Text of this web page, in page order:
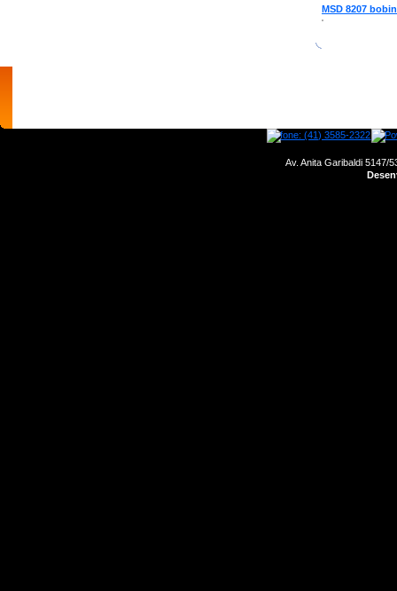
MSD 8207
Av. Anita Garibaldi 5147/